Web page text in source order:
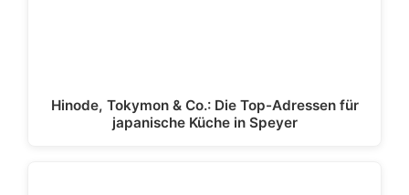
Hinode, Tokymon & Co.: Die Top-Adressen für
japanische Küche in Speyer